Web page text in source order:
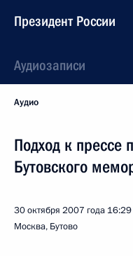
Президент России
Аудиозаписи
Аудио
Подход к прессе
Бутовского
30 октября 2007 года 16:29
Москва, Бутово